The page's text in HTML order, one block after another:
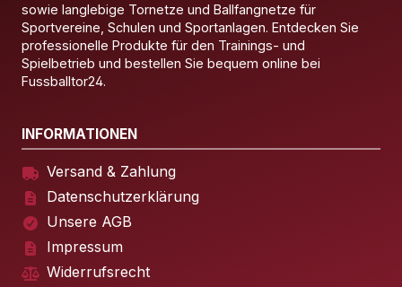
sowie langlebige Tornetze und Ballfangnetze für
Sportvereine, Schulen und Sportanlagen. Entdecken Sie
professionelle Produkte für den Trainings- und
Spielbetrieb und bestellen Sie bequem online bei
Fussballtor24.
INFORMATIONEN
Versand & Zahlung
Datenschutzerklärung
Unsere AGB
Impressum
Widerrufsrecht